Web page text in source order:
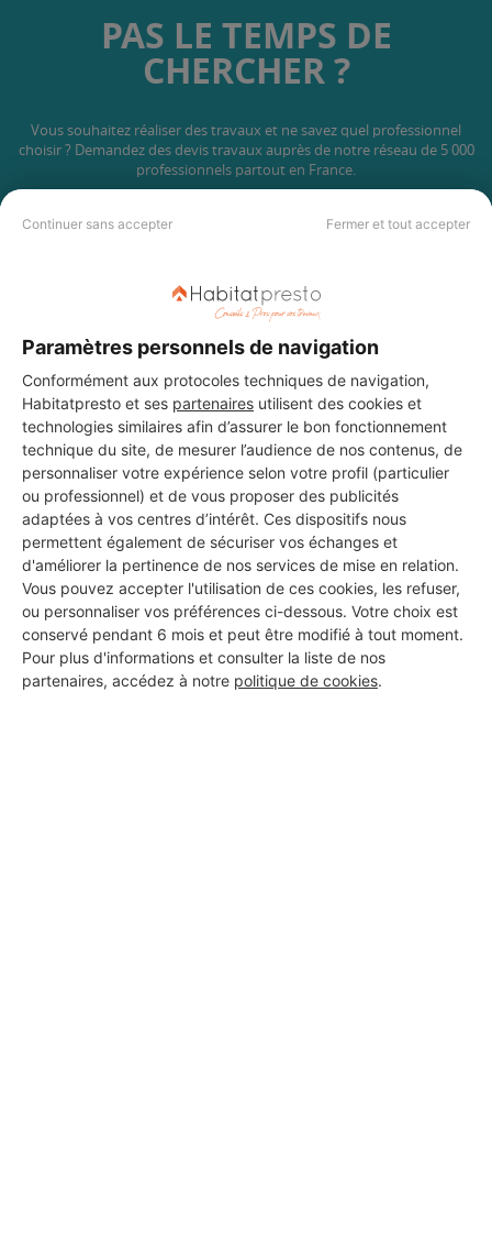
Continuer sans accepter Fermer et tout accepter
Paramètres personnels de navigation
Conformément aux protocoles techniques de navigation,
Habitatpresto et ses partenaires utilisent des cookies et
technologies similaires afin d’assurer le bon fonctionnement
technique du site, de mesurer l’audience de nos contenus, de
personnaliser votre expérience selon votre profil (particulier
ou professionnel) et de vous proposer des publicités
adaptées à vos centres d’intérêt. Ces dispositifs nous
permettent également de sécuriser vos échanges et
d'améliorer la pertinence de nos services de mise en relation.
Vous pouvez accepter l'utilisation de ces cookies, les refuser,
ou personnaliser vos préférences ci-dessous. Votre choix est
conservé pendant 6 mois et peut être modifié à tout moment.
Pour plus d'informations et consulter la liste de nos
partenaires, accédez à notre politique de cookies.
PAS LE TEMPS DE
CHERCHER ?
Vous souhaitez réaliser des travaux et ne savez quel professionnel
choisir ? Demandez des devis travaux auprès de notre réseau de 5 000
professionnels partout en France.
DEMANDER UN DEVIS
Les 1 autres Carreleurs pour
vos travaux à Le Puy-Sainte-
Réparade
JOSE DIAZ
Le Puy-Sainte-Réparade